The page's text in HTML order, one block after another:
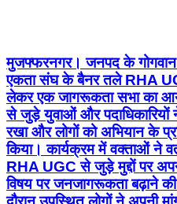
मुजफ्फरनगर। जनपद के गोगवान
एकता संघ के बैनर तले RHA
लेकर एक जागरूकता सभा का
से जुड़े युवाओं और पदाधिकारियों
रखा और लोगों को अभियान के
किया। कार्यक्रम में वक्ताओं ने
RHA UGC से जुड़े मुद्दों पर
विषय पर जनजागरूकता बढ़ाने